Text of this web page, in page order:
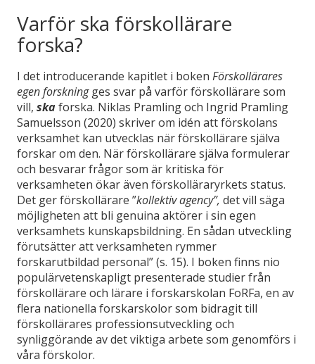
Varför ska förskollärare
forska?
I det introducerande kapitlet i boken Förskollärares
egen forskningges svar på varför förskollärare som
vill, skaforska. Niklas Pramling och Ingrid Pramling
Samuelsson (2020) skriver om idén att förskolans
verksamhet kan utvecklas när förskollärare själva
forskar om den. När förskollärare själva formulerar
och besvarar frågor som är kritiska för
verksamheten ökar även förskolläraryrkets status.
Det ger förskollärare ”kollektiv agency”, det vill säga
möjligheten att bli genuina aktörer i sin egen
verksamhets kunskapsbildning. En sådan utveckling
förutsätter att verksamheten rymmer
forskarutbildad personal” (s. 15). I boken finns nio
populärvetenskapligt presenterade studier från
förskollärare och lärare i forskarskolan FoRFa, en av
flera nationella forskarskolor som bidragit till
förskollärares professionsutveckling och
synliggörande av det viktiga arbete som genomförs i
våra förskolor.